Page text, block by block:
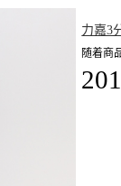
力嘉3
随着商